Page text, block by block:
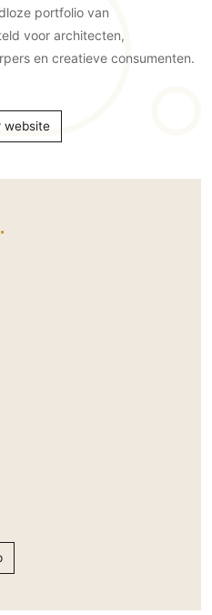
portfolio van
voor architecten,
en creatieve consumenten.
website